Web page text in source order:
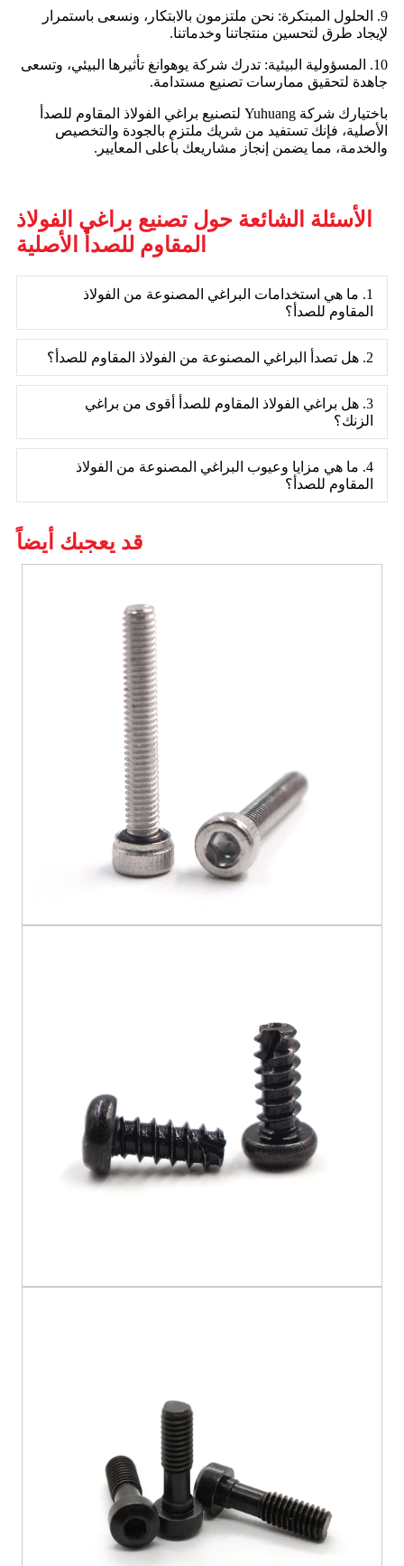
9. الحلول المبتكرة: نحن ملتزمون بالابتكار، ونسعى باستمرار
لإيجاد طرق لتحسين منتجاتنا وخدماتنا.
10. المسؤولية البيئية: تدرك شركة يوهوانغ تأثيرها البيئي، وتسعى
جاهدة لتحقيق ممارسات تصنيع مستدامة.
باختيارك شركة Yuhuang لتصنيع براغي الفولاذ المقاوم للصدأ
الأصلية، فإنك تستفيد من شريك ملتزم بالجودة والتخصيص
والخدمة، مما يضمن إنجاز مشاريعك بأعلى المعايير.
الأسئلة الشائعة حول تصنيع براغي الفولاذ
المقاوم للصدأ الأصلية
1. ما هي استخدامات البراغي المصنوعة من الفولاذ
المقاوم للصدأ؟
2. هل تصدأ البراغي المصنوعة من الفولاذ المقاوم للصدأ؟
3. هل براغي الفولاذ المقاوم للصدأ أقوى من براغي
الزنك؟
4. ما هي مزايا وعيوب البراغي المصنوعة من الفولاذ
المقاوم للصدأ؟
قد يعجبك أيضاً